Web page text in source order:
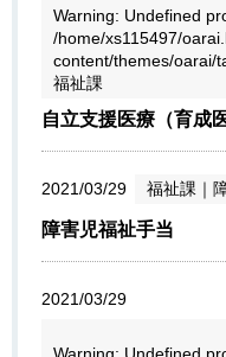
Warning: Undefined
/home/xs115497/
content/themes/oarai/
福祉課
自立支援医療（育成
2021/03/29 福祉課｜
障害児福祉手当
2021/03/29